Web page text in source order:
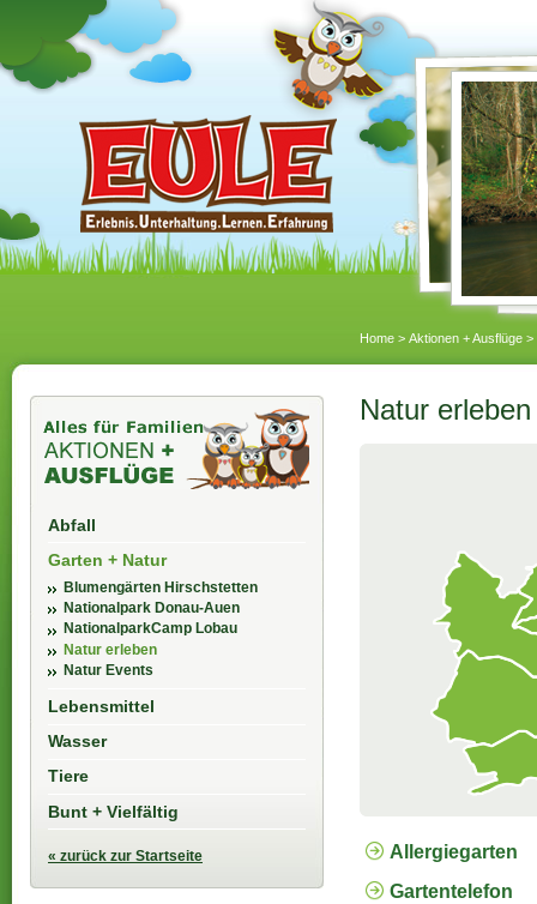
Home > Aktionen + Ausflüge >
Natur erleben
Allergiegarten
Gartentelefon
Abfall
Garten + Natur
Blumengärten Hirschstetten
Nationalpark Donau-Auen
NationalparkCamp Lobau
Natur erleben
Natur Events
Lebensmittel
Wasser
Tiere
Bunt + Vielfältig
« zurück zur Startseite